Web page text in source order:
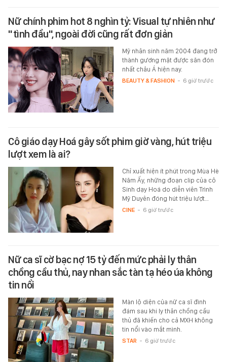
Nữ chính phim hot 8 nghìn tỷ: Visual tự nhiên như
"tình đầu", ngoài đời cũng rất đơn giản
Mỹ nhân sinh năm 2004 đang trở
thành gương mặt được săn đón
nhất châu Á hiện nay.
BEAUTY & FASHION - 6 giờ trước
Cô giáo dạy Hoá gây sốt phim giờ vàng, hút triệu
lượt xem là ai?
Chỉ xuất hiện ít phút trong Mùa Hè
Năm Ấy, những đoạn clip của cô
Sinh dạy Hoá do diễn viên Trình
Mỹ Duyên đóng hút triệu lượt…
CINE - 6 giờ trước
Nữ ca sĩ cờ bạc nợ 15 tỷ đến mức phải ly thân
chồng cầu thủ, nay nhan sắc tàn tạ héo úa không
tin nổi
Màn lộ diện của nữ ca sĩ đình
đám sau khi ly thân chồng cầu
thủ đã khiến cho cả MXH không
tin nổi vào mắt mình.
STAR - 6 giờ trước